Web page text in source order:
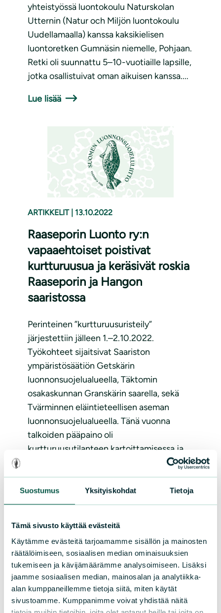
Suostumus Yksityiskohdat Tietoja
Tämä sivusto käyttää evästeitä
Käytämme evästeitä tarjoamamme sisällön ja mainosten
räätälöimiseen, sosiaalisen median ominaisuuksien
tukemiseen ja kävijämäärämme analysoimiseen. Lisäksi
jaamme sosiaalisen median, mainosalan ja analytiikka-
alan kumppaneillemme tietoja siitä, miten käytät
sivustoamme. Kumppanimme voivat yhdistää näitä
yhteistyössä luontokoulu Naturskolan
Utternin (Natur och Miljön luontokoulu
Uudellamaalla) kanssa kaksikielisen
luontoretken Gumnäsin niemelle, Pohjaan.
Retki oli suunnattu 5–10-vuotiaille lapsille,
jotka osallistuivat oman aikuisen kanssa....
Lue lisää
ARTIKKELIT 13.10.2022
Raaseporin Luonto ry:n
vapaaehtoiset poistivat
kurtturuusua ja keräsivät roskia
Raaseporin ja Hangon
saaristossa
Perinteinen ”kurtturuusuristeily”
järjestettiin jälleen 1.–2.10.2022.
Työkohteet sijaitsivat Saariston
ympäristösäätiön Getskärin
luonnonsuojelualueella, Täktomin
osakaskunnan Granskärin saarella, sekä
Tvärminnen eläintieteellisen aseman
luonnonsuojelualueella. Tänä vuonna
talkoiden pääpaino oli
kurtturuusutilanteen kartoittamisessa ja
UUTISET 30.03.2021